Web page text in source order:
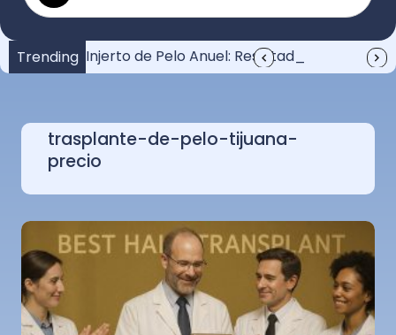
Trending
trasplante-de-pelo-tijuana-
precio